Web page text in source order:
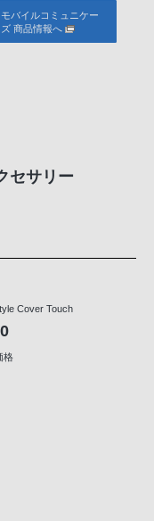
バイルコミュニケー
商品情報へ
セサリー
Cover Touch
格